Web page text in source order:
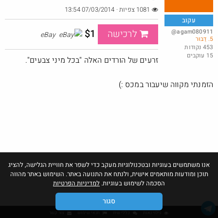
טיב טעם - 50% הנחה על מגוון מוצרים לחברי מועדון
@BarakElisha00
4· · 198
אנו משתמשים בעוגיות ובטכנולוגיות מעקב כדי לשפר את חוויית הגלישה, להציג
תוכן ומודעות מותאמים אישית, ולנתח את התנועה באתר. השימוש באתר מהווה
הסכמה לשימוש בעוגיות. למדיניות הפרטיות
סגור
עקוב
@agam080911
5. דַבּוּר
453 נקודות
15 עוקבים
לרכישה $1
eBay
זרעים של הורדים האלה "בכל מיני צבעים".
הזמנתי מקווה שיעבור במכס :)